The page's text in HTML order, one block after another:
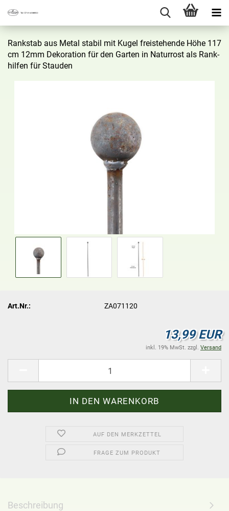
Rank­stab aus Metal sta­bil mit Kugel frei­ste­hen­de Höhe 117
cm 12mm De­ko­ra­ti­on für den Gar­ten in Na­tur­rost als Rank­
hil­fen für Stau­den
Art.Nr.: ZA071120
13,99 EUR
inkl. 19% MwSt. zzgl. Versand
AUF DEN MERKZETTEL
FRAGE ZUM PRODUKT
Beschreibung